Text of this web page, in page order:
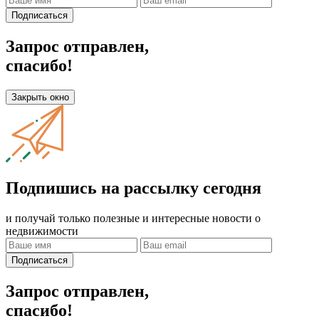
Подписаться
Запрос отправлен,
спасибо!
Закрыть окно
Подпишись на рассылку сегодня
и получай только полезные и интересные новости о
недвижимости
Подписаться
Запрос отправлен,
спасибо!